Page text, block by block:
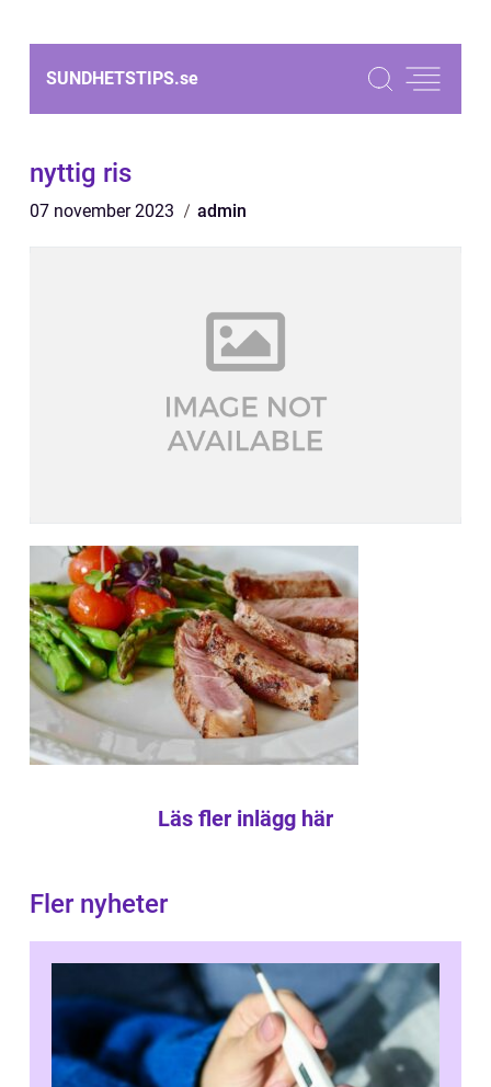
SUNDHETSTIPS.se
nyttig ris
07 november 2023 admin
Läs fler inlägg här
Fler nyheter